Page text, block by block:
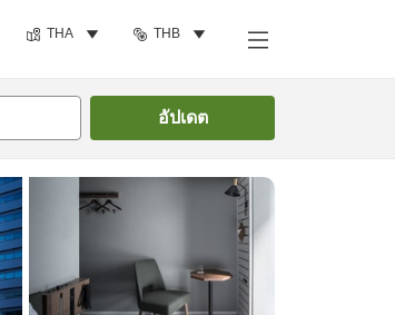
THA THB
อัปเดต
ค้นหาห้องพัก